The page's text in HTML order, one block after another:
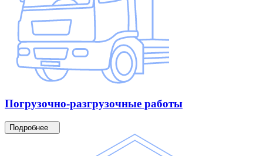
Погрузочно-разгрузочные работы
Подробнее